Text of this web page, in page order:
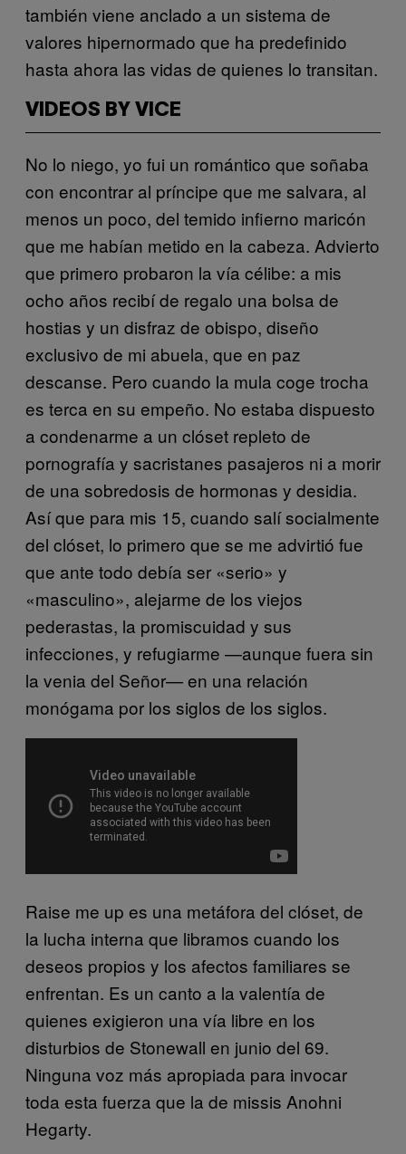
también viene anclado a un sistema de
valores hipernormado que ha predefinido
hasta ahora las vidas de quienes lo transitan.
VIDEOS BY VICE
No lo niego, yo fui un romántico que soñaba
con encontrar al príncipe que me salvara, al
menos un poco, del temido infierno maricón
que me habían metido en la cabeza. Advierto
que primero probaron la vía célibe: a mis
ocho años recibí de regalo una bolsa de
hostias y un disfraz de obispo, diseño
exclusivo de mi abuela, que en paz
descanse. Pero cuando la mula coge trocha
es terca en su empeño. No estaba dispuesto
a condenarme a un clóset repleto de
pornografía y sacristanes pasajeros ni a morir
de una sobredosis de hormonas y desidia.
Así que para mis 15, cuando salí socialmente
del clóset, lo primero que se me advirtió fue
que ante todo debía ser «serio» y
«masculino», alejarme de los viejos
pederastas, la promiscuidad y sus
infecciones, y refugiarme —aunque fuera sin
la venia del Señor— en una relación
monógama por los siglos de los siglos.
Raise me up es una metáfora del clóset, de
la lucha interna que libramos cuando los
deseos propios y los afectos familiares se
enfrentan. Es un canto a la valentía de
quienes exigieron una vía libre en los
disturbios de Stonewall en junio del 69.
Ninguna voz más apropiada para invocar
toda esta fuerza que la de missis Anohni
Hegarty.